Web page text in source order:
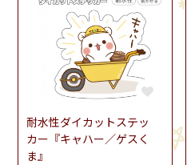
耐水性ダイカットステッ
カー『キャハー／ゲスく
ま』